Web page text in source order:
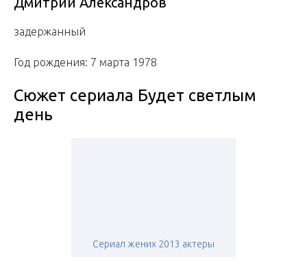
задержанный
Год рождения: 7 марта 1978
Сюжет сериала Будет светлым
день
Сериал жених 2013 актеры